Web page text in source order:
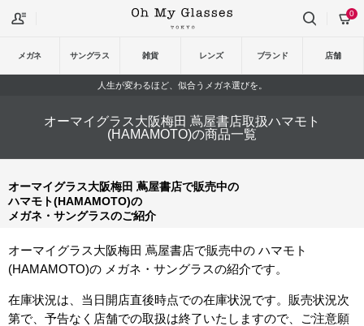
メガネ サングラス 雑貨 レンズ ブランド 店舗
0
人生が変わるほど、似合うメガネ選びを。
オーマイグラス大阪梅田 蔦屋書店取扱ハマモト
(HAMAMOTO)の商品一覧
オーマイグラス大阪梅田 蔦屋書店で販売中の
ハマモト(HAMAMOTO)の
メガネ・サングラスのご紹介
オーマイグラス大阪梅田 蔦屋書店で販売中の ハマモト
(HAMAMOTO)の メガネ・サングラスの紹介です。
在庫状況は、当日開店直後時点での在庫状況です。販売状況次
第で、予告なく店舗での取扱は終了いたしますので、ご注意願